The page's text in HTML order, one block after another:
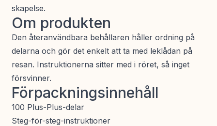
skapelse.
Om produkten
Den återanvändbara behållaren håller ordning på
delarna och gör det enkelt att ta med leklådan på
resan. Instruktionerna sitter med i röret, så inget
försvinner.
Förpackningsinnehåll
100 Plus-Plus-delar
Steg-för-steg-instruktioner